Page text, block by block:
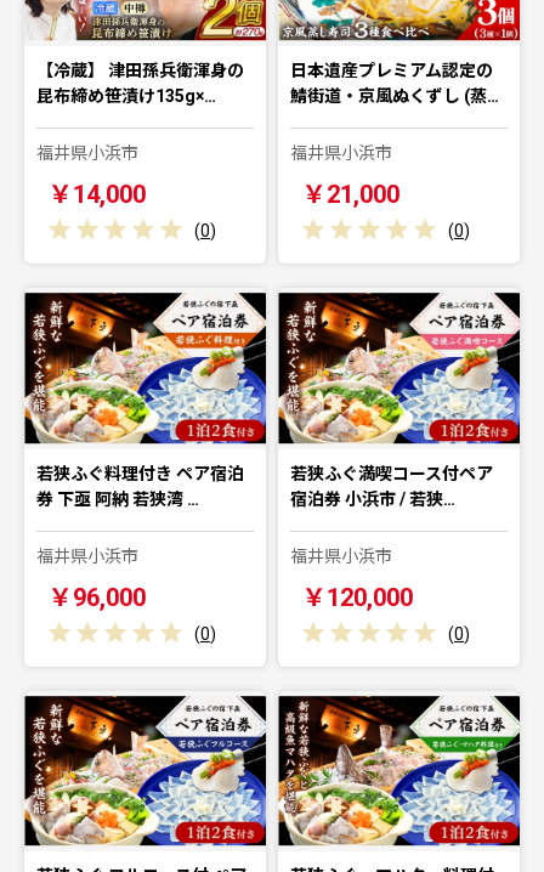
【冷蔵】 津田孫兵衛渾身の
昆布締め笹漬け135g×…
福井県小浜市
￥14,000
(0)
日本遺産プレミアム認定の
鯖街道・京風ぬくずし (蒸…
福井県小浜市
￥21,000
(0)
若狭ふぐ料理付き ペア宿泊
券 下亟 阿納 若狭湾 …
福井県小浜市
￥96,000
(0)
若狭ふぐ満喫コース付ペア
宿泊券 小浜市 / 若狭…
福井県小浜市
￥120,000
(0)